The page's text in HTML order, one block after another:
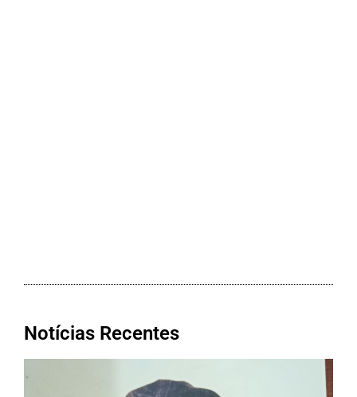
Notícias Recentes